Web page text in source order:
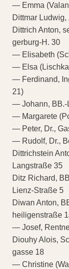
— Emma
Dittmar
Dittrich Anton,
gerburg-H. 30
— Elisabeth
— Elsa
— Ferdinand,
21)
— Johann, BB.-
— Margarete
— Peter, Dr.,
— Rudolf, Dr.,
Dittrichstein
Langstraße 35
Ditz Richard,
Lienz-Straße 5
Diwan Anton,
heiligenstraße
— Josef,
Diouhy Alois,
gasse 18
— Christine